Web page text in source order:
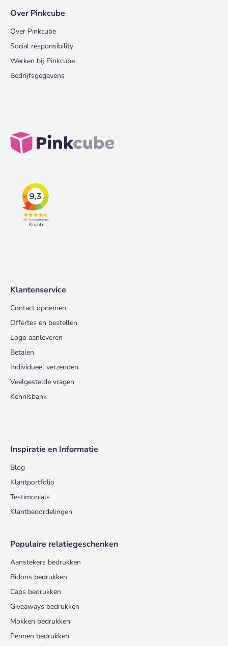
Over Pinkcube
Over Pinkcube
Social responsibility
Werken bij Pinkcube
Bedrijfsgegevens
Klantenservice
Contact opnemen
Offertes en bestellen
Logo aanleveren
Betalen
Individueel verzenden
Veelgestelde vragen
Kennisbank
Inspiratie en Informatie
Blog
Klantportfolio
Testimonials
Klantbeoordelingen
Populaire relatiegeschenken
Aanstekers bedrukken
Bidons bedrukken
Caps bedrukken
Giveaways bedrukken
Mokken bedrukken
Pennen bedrukken